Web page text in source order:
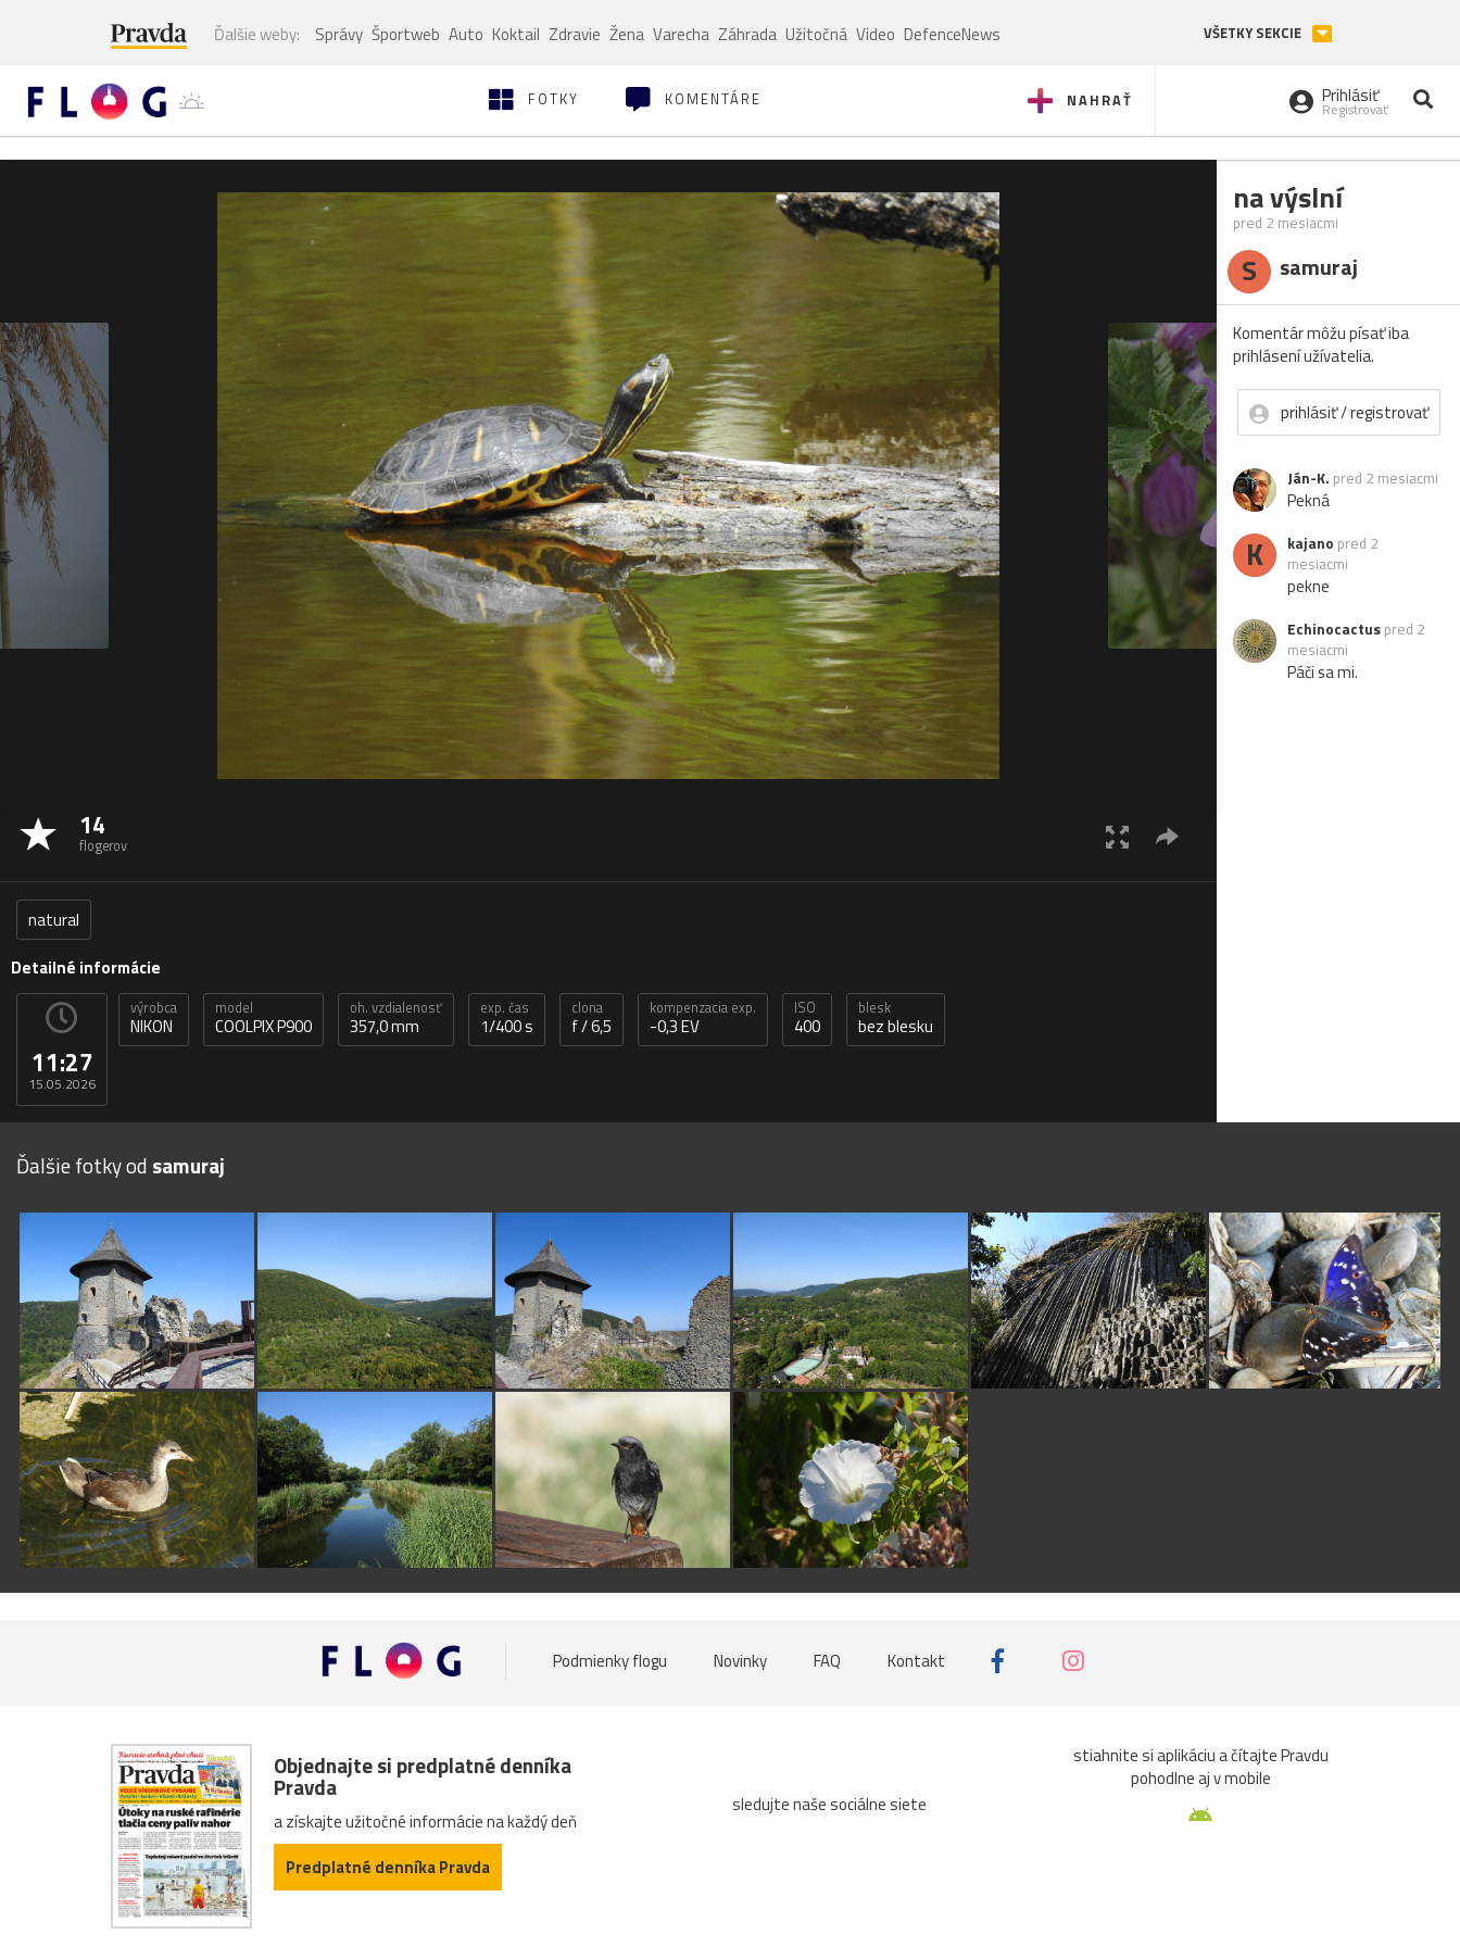
Ďalšie weby: Správy Športweb Auto Koktail Zdravie Žena Varecha Záhrada Užitočná Video DefenceNews VŠETKY SEKCIE
NAHRAŤ
FOTKY KOMENTÁRE Prihlásiť
Registrovať
14
flogerov
natural
Detailné informácie
11:27
15.05.2026
výrobca
NIKON
model
COOLPIX P900
oh. vzdialenosť
357,0 mm
exp. čas
1/400 s
clona
f / 6,5
kompenzacia exp.
-0,3 EV
ISO
400
blesk
bez blesku
na výslní
pred 2 mesiacmi
S samuraj
Komentár môžu písať iba
prihlásení užívatelia.
prihlásiť / registrovať
Ján-K. pred 2 mesiacmi
Pekná
K kajano pred 2
mesiacmi
pekne
Echinocactus pred 2
mesiacmi
Páči sa mi.
Ďalšie fotky od samuraj
Podmienky flogu Novinky FAQ Kontakt
Objednajte si predplatné denníka
Pravda
a získajte užitočné informácie na každý deň
Predplatné denníka Pravda
sledujte naše sociálne siete
stiahnite si aplikáciu a čítajte Pravdu
pohodlne aj v mobile